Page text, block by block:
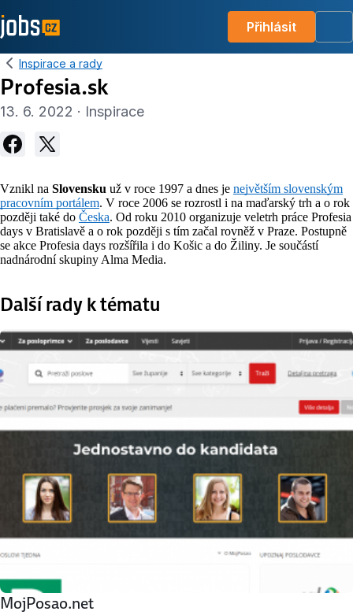
Přihlásit
Inspirace a rady
Profesia.sk
13. 6. 2022 · Inspirace
Vznikl na Slovensku už v roce 1997 a dnes je největším slovenským
pracovním portálem. V roce 2006 se rozrostl i na maďarský trh a o rok
později také do Česka. Od roku 2010 organizuje veletrh práce Profesia
days v Bratislavě a o rok později s tím začal rovněž v Praze. Postupně
se akce Profesia days rozšířila i do Košic a do Žiliny. Je součástí
nadnárodní skupiny Alma Media.
Další rady k tématu
MojPosao.net